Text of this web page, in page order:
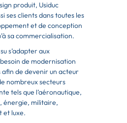
produit, Usiduc
sesclients dans toutes les
et de conception
sa commercialisation.
s’adapter aux
de modernisation
de devenir un acteur
nombreux secteurs
tels que l’aéronautique,
énergie, militaire,
et luxe.